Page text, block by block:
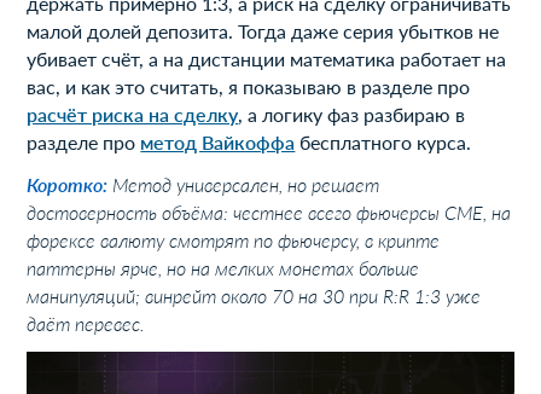
малой долей депозита. Тогда даже серия убытков не
убивает счёт, а на дистанции математика работает на
вас, и как это считать, я показываю в разделе про
расчёт риска на сделку, а логику фаз разбираю в
разделе про метод Вайкоффа бесплатного курса.
Коротко: Метод универсален, но решает
достоверность объёма: честнее всего фьючерсы CME, на
форексе валюту смотрят по фьючерсу, в крипте
паттерны ярче, но на мелких монетах больше
манипуляций; винрейт около 70 на 30 при R:R 1:3 уже
даёт перевес.